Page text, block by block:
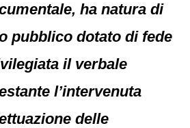
ha natura di
pubblico dotato di fede
il verbale
l’intervenuta
delle